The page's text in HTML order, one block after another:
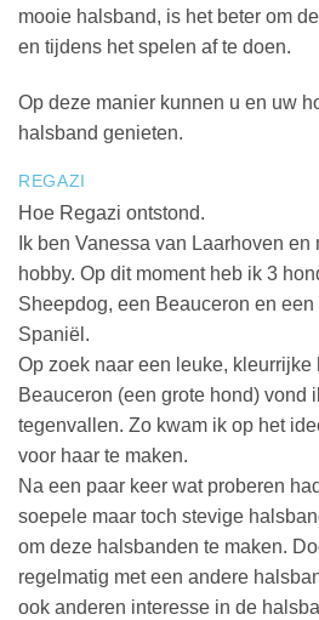
mooie halsband, is het beter om
en tijdens het spelen af te doen.
Op deze manier kunnen u en uw
halsband genieten.
REGAZI
Hoe Regazi ontstond.
Ik ben Vanessa van Laarhoven
hobby. Op dit moment heb ik 3
Sheepdog, een Beauceron en
Spaniël.
Op zoek naar een leuke, kleurrijke
Beauceron (een grote hond) vond
tegenvallen. Zo kwam ik op het
voor haar te maken.
Na een paar keer wat proberen
soepele maar toch stevige
om deze halsbanden te maken.
regelmatig met een andere
ook anderen interesse in de